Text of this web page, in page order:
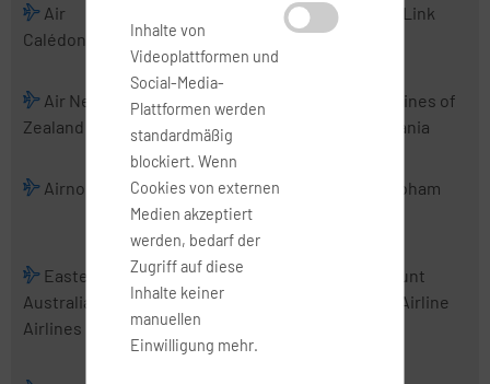
Air
Calédonie
Chathams
Air Kiribati Air Link
Air New
Zealand
Air Vanuatu
Airlines of
Tasmania
Airnorth Airwork
Alliance
Airlines
Cobham
Eastern
Australia
Airlines
Fiji Airways
Mount
Cook Airline
Inhalte von
Videoplattformen und
Social-Media-
Plattformen werden
standardmäßig
blockiert. Wenn
Cookies von externen
Medien akzeptiert
werden, bedarf der
Zugriff auf diese
Inhalte keiner
manuellen
Einwilligung mehr.